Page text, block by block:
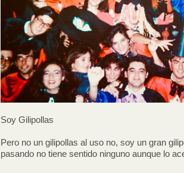
Soy Gilipollas
Pero no un gilipollas al uso no, soy un gran
pasando no tiene sentido ninguno aunque lo